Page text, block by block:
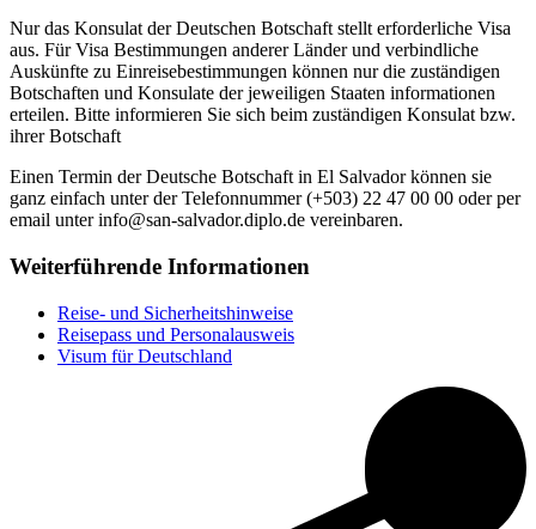
Nur das Konsulat der Deutschen Botschaft stellt erforderliche Visa
aus. Für Visa Bestimmungen anderer Länder und verbindliche
Auskünfte zu Einreisebestimmungen können nur die zuständigen
Botschaften und Konsulate der jeweiligen Staaten informationen
erteilen. Bitte informieren Sie sich beim zuständigen Konsulat bzw.
ihrer Botschaft
Einen Termin der Deutsche Botschaft in El Salvador können sie
ganz einfach unter der Telefonnummer (+503) 22 47 00 00 oder per
email unter info@san-salvador.diplo.de vereinbaren.
Weiterführende Informationen
Reise- und Sicherheitshinweise
Reisepass und Personalausweis
Visum für Deutschland